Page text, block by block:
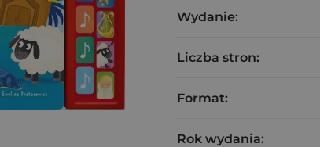
Wydanie:
Liczba stron:
Format:
Rok wydania: